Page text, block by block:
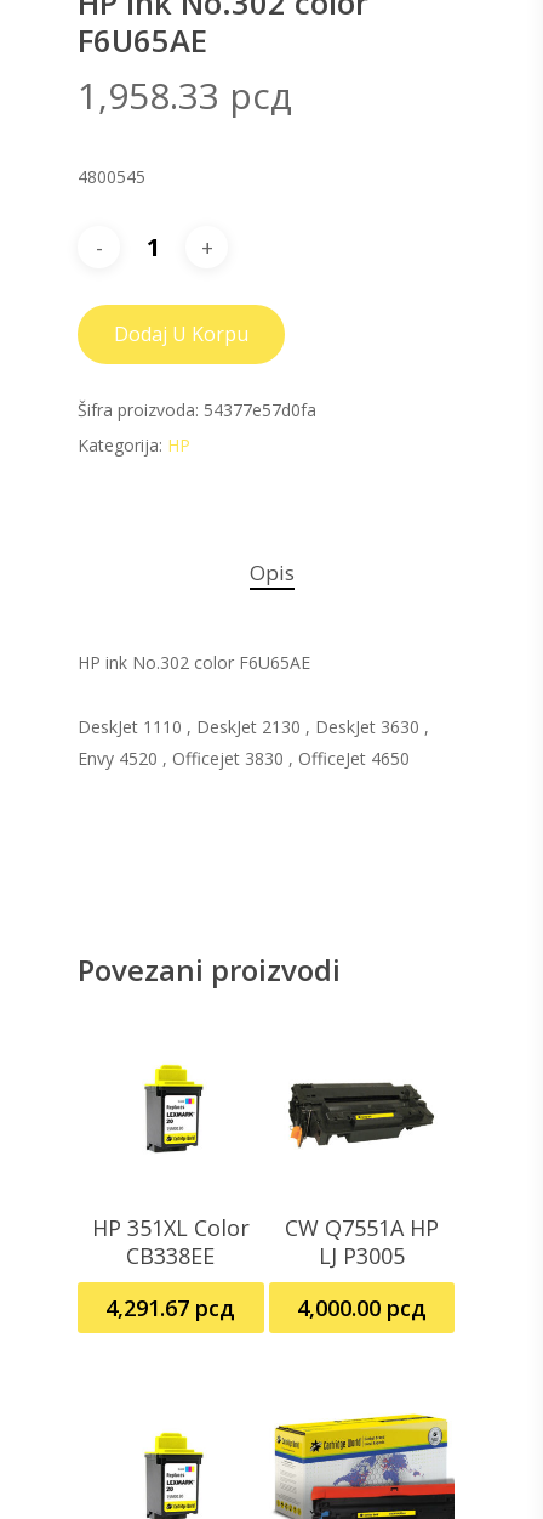
F6U65AE
1,958.33 рсд
4800545
Dodaj U Korpu
Šifra proizvoda: 54377e57d0fa
Kategorija: HP
Opis
HP ink No.302 color F6U65AE
DeskJet 1110 , DeskJet 2130 , DeskJet 3630 ,
Envy 4520 , Officejet 3830 , OfficeJet 4650
Povezani proizvodi
Dodaj U Korpu
HP 351XL Color
CB338EE
4,291.67 рсд
Dodaj U Korpu
CW Q7551A HP
LJ P3005
4,000.00 рсд